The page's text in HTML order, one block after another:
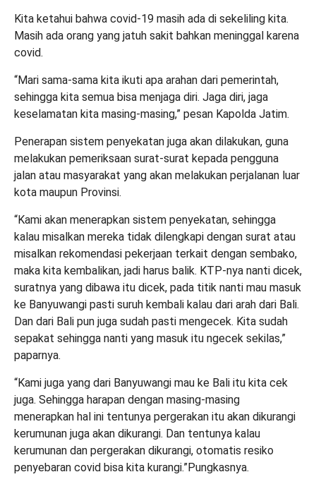
Kita ketahui bahwa covid-19 masih ada di sekeliling kita.
Masih ada orang yang jatuh sakit bahkan meninggal karena
covid.
“Mari sama-sama kita ikuti apa arahan dari pemerintah,
sehingga kita semua bisa menjaga diri. Jaga diri, jaga
keselamatan kita masing-masing,” pesan Kapolda Jatim.
Penerapan sistem penyekatan juga akan dilakukan, guna
melakukan pemeriksaan surat-surat kepada pengguna
jalan atau masyarakat yang akan melakukan perjalanan luar
kota maupun Provinsi.
“Kami akan menerapkan sistem penyekatan, sehingga
kalau misalkan mereka tidak dilengkapi dengan surat atau
misalkan rekomendasi pekerjaan terkait dengan sembako,
maka kita kembalikan, jadi harus balik. KTP-nya nanti dicek,
suratnya yang dibawa itu dicek, pada titik nanti mau masuk
ke Banyuwangi pasti suruh kembali kalau dari arah dari Bali.
Dan dari Bali pun juga sudah pasti mengecek. Kita sudah
sepakat sehingga nanti yang masuk itu ngecek sekilas,”
paparnya.
“Kami juga yang dari Banyuwangi mau ke Bali itu kita cek
juga. Sehingga harapan dengan masing-masing
menerapkan hal ini tentunya pergerakan itu akan dikurangi
kerumunan juga akan dikurangi. Dan tentunya kalau
kerumunan dan pergerakan dikurangi, otomatis resiko
penyebaran covid bisa kita kurangi.”Pungkasnya.